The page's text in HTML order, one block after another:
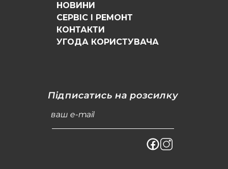
НОВИНИ
СЕРВІС І РЕМОНТ
КОНТАКТИ
УГОДА КОРИСТУВАЧА
Підписатись на розсилку
ваш e-mail